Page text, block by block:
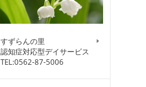
すずらんの里
認知症対応型デイサービス
TEL:0562-87-5006